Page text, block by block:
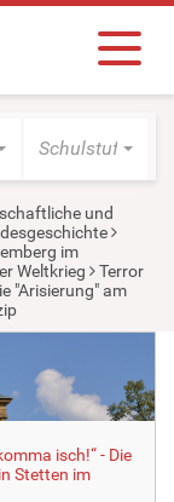
Schulstufe
und
im
Weltkrieg
Terror
"Arisierung" am
isch!“ - Die
Stetten im